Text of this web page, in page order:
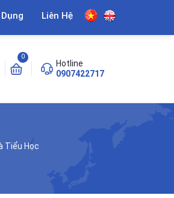
Liên Hệ
0
Hotline
0907422717
Tiểu Học